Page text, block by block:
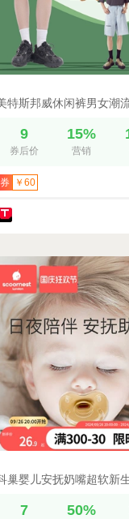
9
券后价
15%
营销
券 ￥60
7 50%